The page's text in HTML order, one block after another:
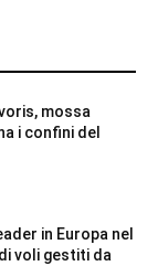
mossa
i confini del
in Europa nel
voli gestiti da